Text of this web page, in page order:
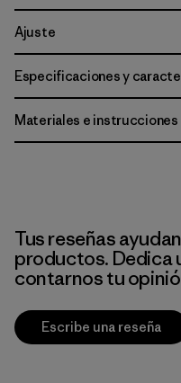
Ajuste
Especificaciones y
Materiales e
Tus reseñas
productos. Dedica
contarnos tu
Escribe una reseña